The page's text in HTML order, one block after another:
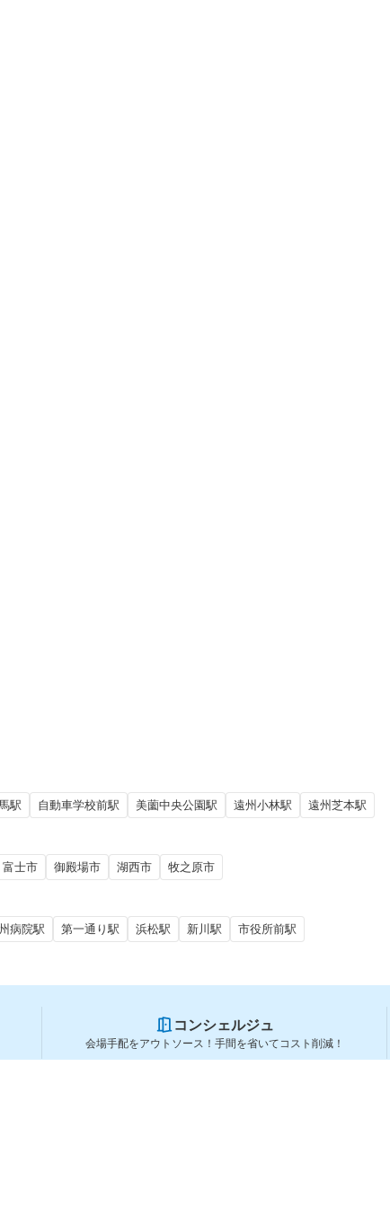
駅 自動車学校前駅 美薗中央公園駅 遠州小林駅 遠州芝本駅
富士市 御殿場市 湖西市 牧之原市
病院駅 第一通り駅 浜松駅 新川駅 市役所前駅
コンシェルジュ
会場手配をアウトソース！手間を省いてコスト削減！